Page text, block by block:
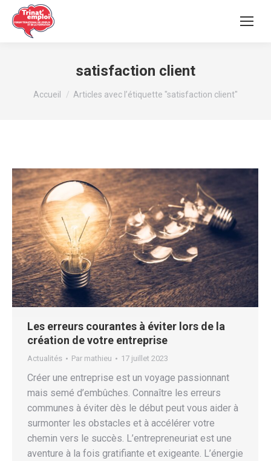
satisfaction client
Vous êtes ici :
Accueil Articles avec l’étiquette "satisfaction client"
Les erreurs courantes à éviter lors de la
création de votre entreprise
Actualités Par mathieu 17 juillet 2023
Créer une entreprise est un voyage passionnant
mais semé d’embûches. Connaître les erreurs
communes à éviter dès le début peut vous aider à
surmonter les obstacles et à accélérer votre
chemin vers le succès. L’entrepreneuriat est une
aventure à la fois gratifiante et exigeante. L’énergie